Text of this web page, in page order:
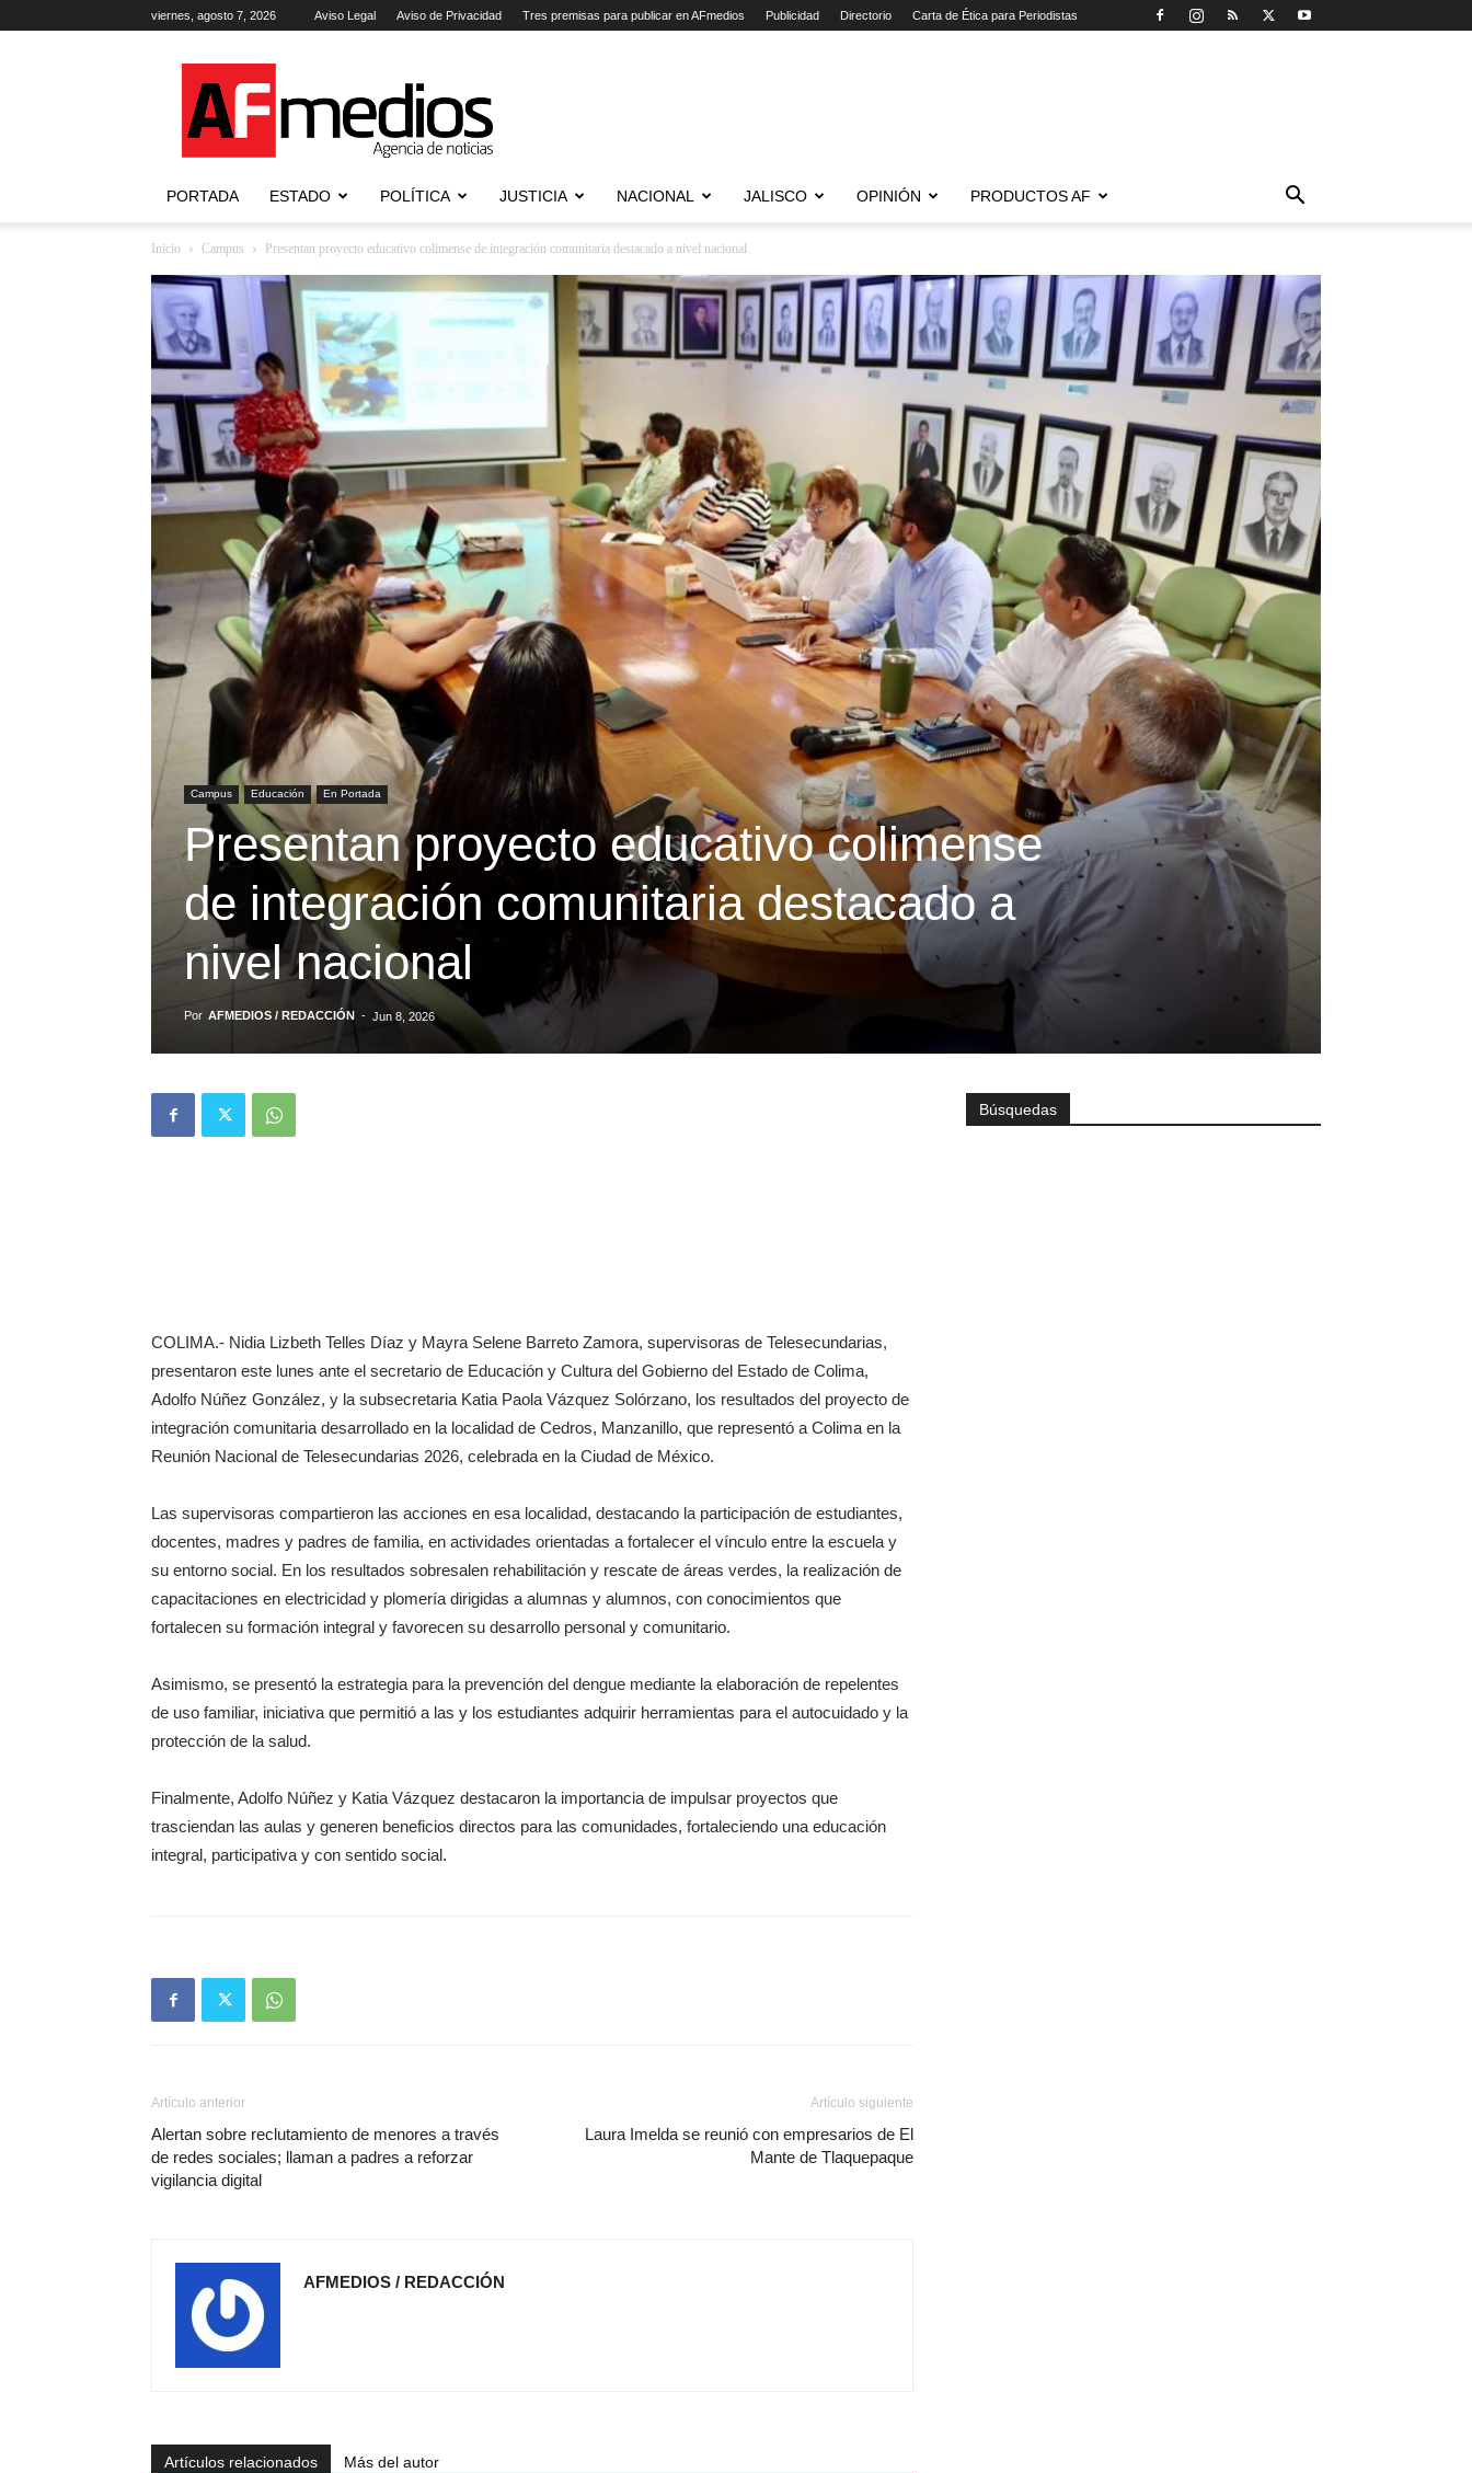
viernes, agosto 7, 2026 Aviso Legal Aviso de Privacidad Tres premisas para publicar en AFmedios Publicidad Directorio Carta de Ética para Periodistas
Agencia
de
Noticias
PORTADA ESTADO POLÍTICA JUSTICIA NACIONAL JALISCO OPINIÓN PRODUCTOS AF
Inicio Campus Presentan proyecto educativo colimense de integración comunitaria destacado a nivel nacional
Campus Educación En Portada
Presentan proyecto educativo colimense
de integración comunitaria destacado a
nivel nacional
Por AFMEDIOS / REDACCIÓN - Jun 8, 2026
COLIMA.- Nidia Lizbeth Telles Díaz y Mayra Selene Barreto Zamora, supervisoras de Telesecundarias,
presentaron este lunes ante el secretario de Educación y Cultura del Gobierno del Estado de Colima,
Adolfo Núñez González, y la subsecretaria Katia Paola Vázquez Solórzano, los resultados del proyecto de
integración comunitaria desarrollado en la localidad de Cedros, Manzanillo, que representó a Colima en la
Reunión Nacional de Telesecundarias 2026, celebrada en la Ciudad de México.
Las supervisoras compartieron las acciones en esa localidad, destacando la participación de estudiantes,
docentes, madres y padres de familia, en actividades orientadas a fortalecer el vínculo entre la escuela y
su entorno social. En los resultados sobresalen rehabilitación y rescate de áreas verdes, la realización de
capacitaciones en electricidad y plomería dirigidas a alumnas y alumnos, con conocimientos que
fortalecen su formación integral y favorecen su desarrollo personal y comunitario.
Asimismo, se presentó la estrategia para la prevención del dengue mediante la elaboración de repelentes
de uso familiar, iniciativa que permitió a las y los estudiantes adquirir herramientas para el autocuidado y la
protección de la salud.
Finalmente, Adolfo Núñez y Katia Vázquez destacaron la importancia de impulsar proyectos que
trasciendan las aulas y generen beneficios directos para las comunidades, fortaleciendo una educación
integral, participativa y con sentido social.
Artículo anterior
Alertan sobre reclutamiento de menores a través
de redes sociales; llaman a padres a reforzar
vigilancia digital
Artículo siguiente
Laura Imelda se reunió con empresarios de El
Mante de Tlaquepaque
AFMEDIOS / REDACCIÓN
Artículos relacionados Más del autor
Búsquedas